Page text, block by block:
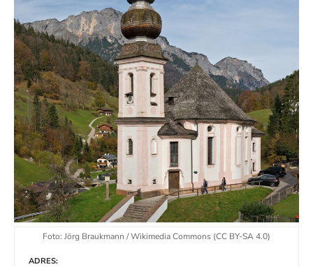
Foto: Jörg Braukmann / Wikimedia Commons (CC BY-SA 4.0)
ADRES